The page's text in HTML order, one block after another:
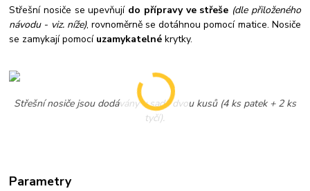
Střešní nosiče se upevňují do přípravy ve střeše (dle přiloženého
návodu - viz. níže), rovnoměrně se dotáhnou pomocí matice. Nosiče
se zamykají pomocí uzamykatelné krytky.
Střešní nosiče jsou dodávány v sadě dvou kusů (4 ks patek + 2 ks
tyčí).
Parametry